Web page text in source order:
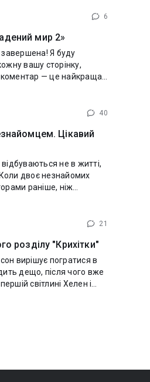
6
мир 2»
Я буду
вашу сторінку,
коментар — це найкраща
40
Цікавий
відбуваються не в житті,
двоє незнайомих
раніше, ніж
21
розділу "Крихітки"
вирішує погратися в
дещо, після чого вже
світлині Хелен і